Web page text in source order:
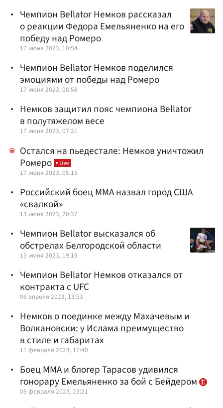
Чемпион Bellator Немков рассказал
о реакции Федора Емельяненко на его
победу над Ромеро
17 июня 2023, 10:54
Чемпион Bellator Немков поделился
эмоциями от победы над Ромеро
17 июня 2023, 08:58
Немков защитил пояс чемпиона Bellator
в полутяжелом весе
17 июня 2023, 07:21
Остался на пьедестале: Немков уничтожил
Ромеро
17 июня 2023, 05:15
Российский боец ММА назвал город США
«свалкой»
13 июня 2023, 20:37
Чемпион Bellator высказался об
обстрелах Белгородской области
13 июня 2023, 19:19
Чемпион Bellator Немков отказался от
контракта с UFC
06 апреля 2023, 13:53
Немков о поединке между Махачевым и
Волкановски: у Ислама преимущество
в стиле и габаритах
11 февраля 2023, 17:40
Боец ММА и блогер Тарасов удивился
гонорару Емельяненко за бой с Бейдером
05 февраля 2023, 23:21